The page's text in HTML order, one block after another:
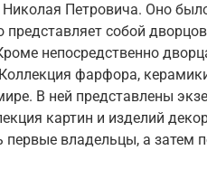
Петровича. Оно
представляет собой
непосредственно
фарфора,
В ней представлены
картин и изделий
первые владельцы, а затем